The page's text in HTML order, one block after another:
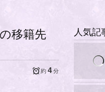
移籍先
約 4分
人気記